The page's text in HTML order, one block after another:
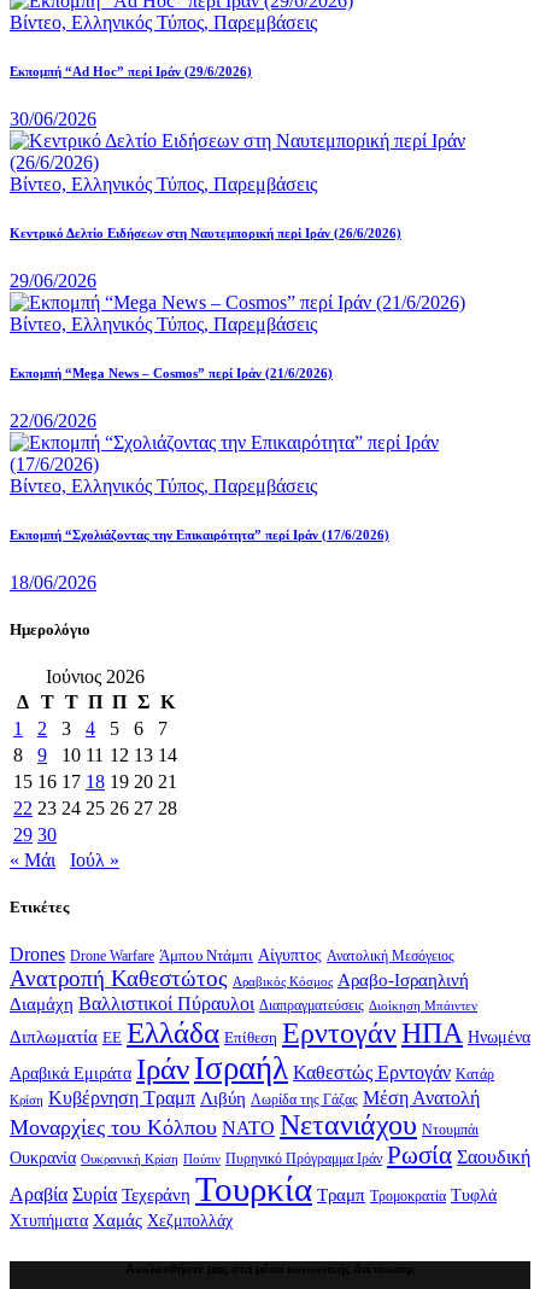
Βίντεο, Ελληνικός Τύπος, Παρεμβάσεις
Εκπομπή “Ad Hoc” περί Iράν (29/6/2026)
30/06/2026
Βίντεο, Ελληνικός Τύπος, Παρεμβάσεις
Κεντρικό Δελτίο Ειδήσεων στη Ναυτεμπορική περί Iράν (26/6/2026)
29/06/2026
Βίντεο, Ελληνικός Τύπος, Παρεμβάσεις
Eκπομπή “Mega News – Cosmos” περί Ιράν (21/6/2026)
22/06/2026
Βίντεο, Ελληνικός Τύπος, Παρεμβάσεις
Εκπομπή “Σχολιάζοντας την Επικαιρότητα” περί Ιράν (17/6/2026)
18/06/2026
Ημερολόγιο
Ιούνιος 2026
Δ Τ Τ Π Π Σ Κ
1
2 3 4 5 6
7
8
9 10 11 12 13 14
15 16 17 18 19 20 21
22 23 24 25 26 27 28
29 30
« Μάι
Ιούλ »
Ετικέτες
Drones Drone Warfare Άμπου Ντάμπι Αίγυπτος Ανατολική Μεσόγειος
Ανατροπή Καθεστώτος Αραβικός Κόσμος Αραβο-Ισραηλινή
Διαμάχη Βαλλιστικοί Πύραυλοι Διαπραγματεύσεις Διοίκηση Μπάιντεν
Διπλωματία ΕΕ Ελλάδα Επίθεση ΕρντογάνΗΠΑ Ηνωμένα
Αραβικά Εμιράτα ΙράνΙσραήλ Καθεστώς Ερντογάν Κατάρ
Κρίση Κυβέρνηση Τραμπ Λιβύη Λωρίδα της Γάζας Μέση Ανατολή
Μοναρχίες του Κόλπου ΝΑΤΟ Νετανιάχου Ντουμπάι
Ουκρανία Ουκρανική Κρίση Πούτιν Πυρηνικό Πρόγραμμα Ιράν Ρωσία Σαουδική
Αραβία Συρία Τεχεράνη Τουρκία Τραμπ Τρομοκρατία Τυφλά
Χτυπήματα Χαμάς Χεζμπολλάχ